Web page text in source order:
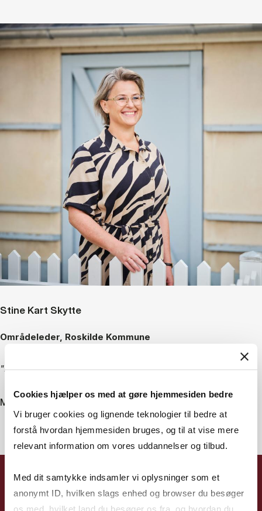
Cookies hjælper os med at gøre hjemmesiden bedre
Vi bruger cookies og lignende teknologier til bedre at
forstå hvordan hjemmesiden bruges, og til at vise mere
relevant information om vores uddannelser og tilbud.
Med dit samtykke indsamler vi oplysninger som et
anonymt ID, hvilken slags enhed og browser du besøger
os med, hvilket land du besøger os fra, og hvordan du
Stine Kart Skytte
Områdeleder, Roskilde Kommune
"I dag er jeg en mere reflekteret leder"
Mød Stine